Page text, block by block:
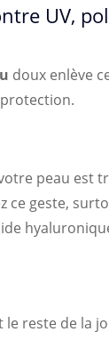
UV,
doux enlève
peau est
ce geste,
reste de la